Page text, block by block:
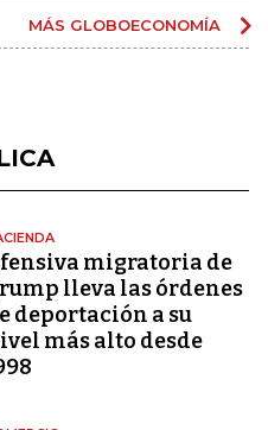
MÁS GLOBOECONOMÍA
migratoria de
lleva las órdenes
deportación a su
más alto desde